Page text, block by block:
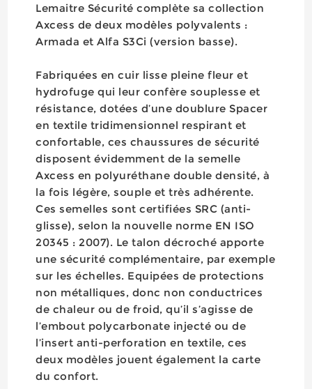
Lemaitre Sécurité complète sa collection
Axcess de deux modèles polyvalents :
Armada et Alfa S3Ci (version basse).
Fabriquées en cuir lisse pleine fleur et
hydrofuge qui leur confère souplesse et
résistance, dotées d’une doublure Spacer
en textile tridimensionnel respirant et
confortable, ces chaussures de sécurité
disposent évidemment de la semelle
Axcess en polyuréthane double densité, à
la fois légère, souple et très adhérente.
Ces semelles sont certifiées SRC (anti-
glisse), selon la nouvelle norme EN ISO
20345 : 2007). Le talon décroché apporte
une sécurité complémentaire, par exemple
sur les échelles. Equipées de protections
non métalliques, donc non conductrices
de chaleur ou de froid, qu’il s’agisse de
l’embout polycarbonate injecté ou de
l’insert anti-perforation en textile, ces
deux modèles jouent également la carte
du confort.